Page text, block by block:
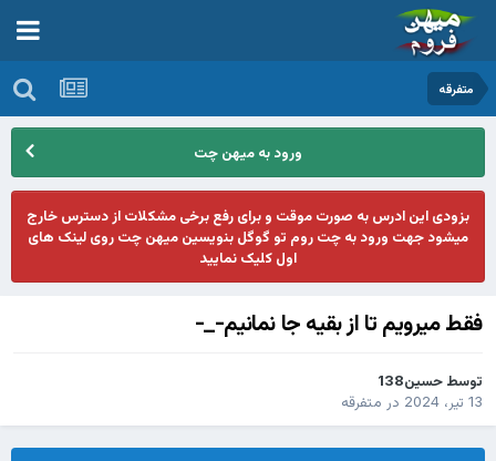
متفرقه
ورود به میهن چت
بزودی این ادرس به صورت موقت و برای رفع برخی مشکلات از دسترس خارج
میشود جهت ورود به چت روم تو گوگل بنویسین میهن چت روی لینک های
اول کلیک نمایید
فقط میرویم تا از بقیه جا نمانیم-_-
توسط حسین138
13 تیر، 2024
در متفرقه